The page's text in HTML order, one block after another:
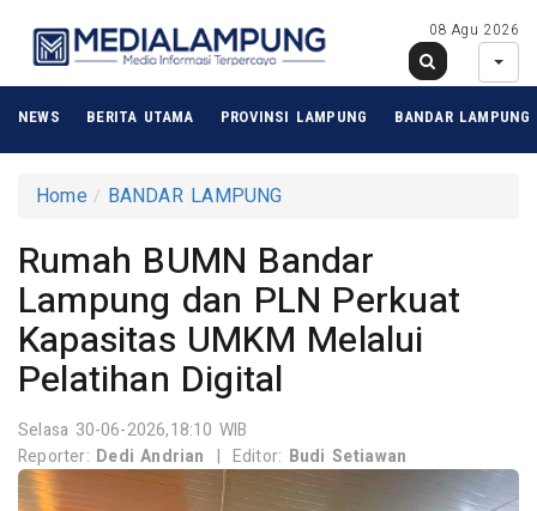
08 Agu 2026
NEWS BERITA UTAMA PROVINSI LAMPUNG BANDAR LAMPUNG
Home BANDAR LAMPUNG
Rumah BUMN Bandar
Lampung dan PLN Perkuat
Kapasitas UMKM Melalui
Pelatihan Digital
Selasa 30-06-2026,18:10 WIB
Reporter: Dedi Andrian | Editor: Budi Setiawan